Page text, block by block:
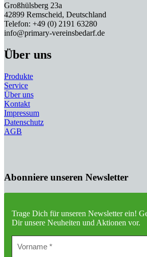
Großhülsberg 23a
42899 Remscheid, Deutschland
Telefon: +49 (0) 2191 63280
info@primary-vereinsbedarf.de
Über uns
Produkte
Service
Über uns
Kontakt
Impressum
Datenschutz
AGB
Abonniere unseren Newsletter
Trage Dich für unseren Newsletter ein!
Dir unsere Neuheiten und Aktionen vor.